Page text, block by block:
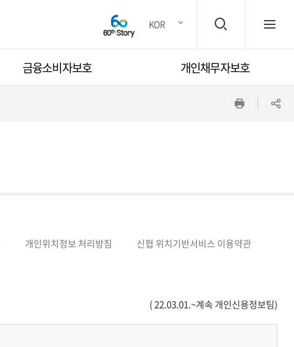
금융소비자보호 개인채무자보호
KOR
색
인
개인위치정보 처리방침 신협 위치기반서비스 이용약관
( 22.03.01.~계속 개인신용정보팀)